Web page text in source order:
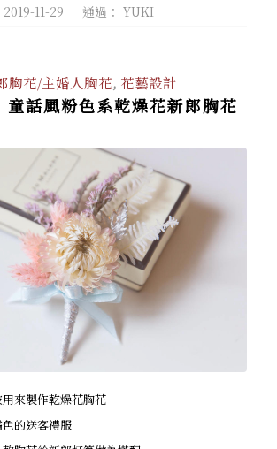
2019-11-29
/ 通過： YUKI
胸花/主婚人胸花, 花藝設計
童話風粉色系乾燥花新郎胸花
來製作乾燥花胸花
的送客禮服